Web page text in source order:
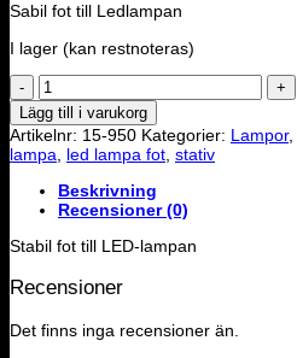
Sabil fot till Ledlampan
I lager (kan restnoteras)
Fot
till
LED-
lampan
mängd
Lägg till i varukorg
Artikelnr: 15-950 Kategorier: Lampor,
lampa
led lampa fot stativ
Beskrivning
Recensioner (0)
Stabil fot till LED-lampan
Recensioner
Det finns inga recensioner än.